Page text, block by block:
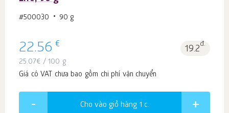
#500030 90 g
22.56 € 19.2đ.
25.07€ / 100 g
Giá có VAT chưa bao gồm chi phí vận chuyển
Cho vào giỏ hàng 1 c.